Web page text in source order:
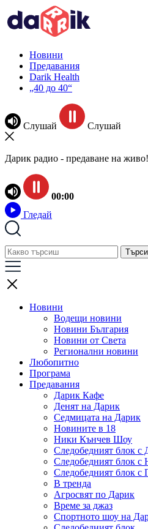
Новини
Предавания
Darik Health
„40 до 40“
Слушай Слушай
Дарик радио - предаване на живо!
00:00
Гледай
Новини
Водещи новини
Новини България
Новини от Света
Регионални новини
Любопитно
Програма
Предавания
Дарик Кафе
Денят на Дарик
Седмицата на Дарик
Новините в 18
Ники Кънчев Шоу
Следобедният блок с
Следобедният блок с
Следобедният блок с
В тренда
Агросвят по Дарик
Време за джаз
Спортното шоу на